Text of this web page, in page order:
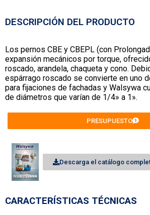
DESCRIPCIÓN DEL PRODUCTO
Los pernos CBE y CBEPL (con
expansión mecánicos por torque,
roscado, arandela, chaqueta y cono.
espárrago roscado se convierte en uno
para fijaciones de fachadas y Walsywa
de diámetros que varían de 1/4» a 1».
PRESUPUESTO
Descarga el catálogo
CARACTERÍSTICAS TÉCNICAS